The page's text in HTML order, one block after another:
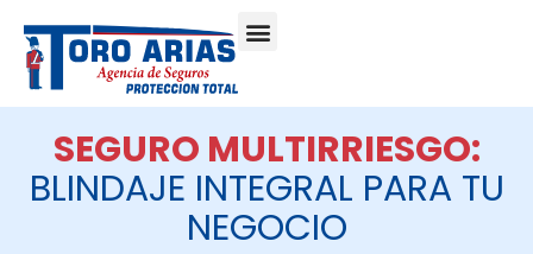
SEGURO MULTIRRIESGO:
BLINDAJE INTEGRAL PARA TU
NEGOCIO